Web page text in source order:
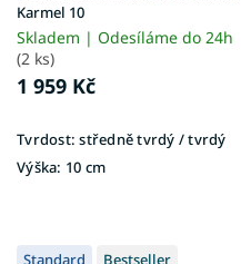
Karmel 10
Skladem | Odesíláme do 24h
(2 ks)
1 959 Kč
Tvrdost: středně tvrdý / tvrdý
Výška: 10 cm
Standard Bestseller